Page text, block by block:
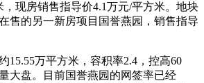
，现房销售指导价4.1万元/平方米。地块
售的另一新房项目国誉燕园，销售指导
万平方米，容积率2.4，控高60
大盘。目前国誉燕园的网签率已经